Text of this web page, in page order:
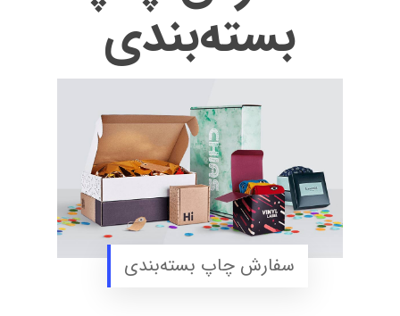
بسته‌بندی
سفارش چاپ بسته‌بندی